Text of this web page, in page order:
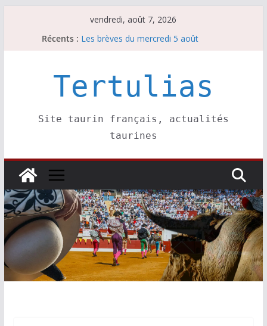
vendredi, août 7, 2026
Récents : Les brèves du mercredi 5 août
Escalafón 2026 – novilleros –
Les brèves du jeudi 6 août
Tertulias
Site taurin français, actualités
taurines